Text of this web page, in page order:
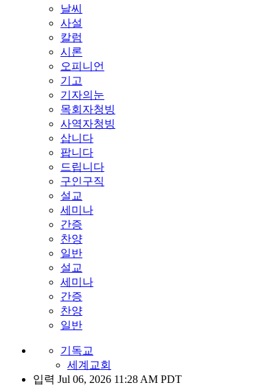
날씨
사설
칼럼
시론
오피니언
기고
기자의눈
목회자청빙
사역자청빙
삽니다
팝니다
드립니다
구인구직
설교
세미나
간증
찬양
일반
설교
세미나
간증
찬양
일반
기독교
세계교회
입력 Jul 06, 2026 11:28 AM PDT